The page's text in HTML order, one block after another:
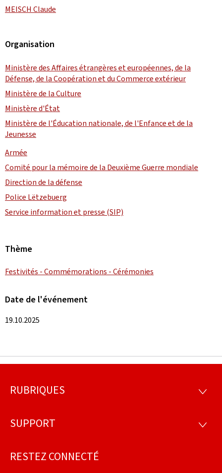
MEISCH Claude
Organisation
Ministère des Affaires étrangères et européennes, de la
Défense, de la Coopération et du Commerce extérieur
Ministère de la Culture
Ministère d'État
Ministère de l'Éducation nationale, de l'Enfance et de la
Jeunesse
Armée
Comité pour la mémoire de la Deuxième Guerre mondiale
Direction de la défense
Police Lëtzebuerg
Service information et presse (SIP)
Thème
Festivités - Commémorations - Cérémonies
Date de l'événement
19.10.2025
Pied
page
RUBRIQUES
SUPPORT
RESTEZ CONNECTÉ